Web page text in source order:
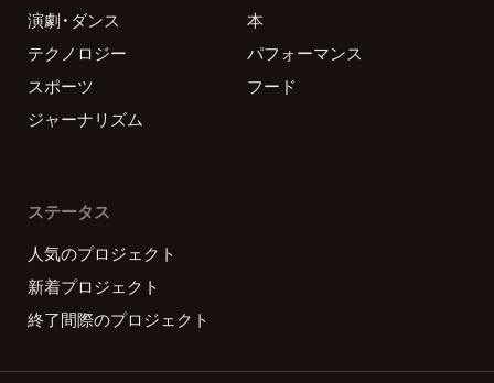
演劇・ダンス
本
テクノロジー
パフォーマンス
スポーツ
フード
ジャーナリズム
ステータス
人気のプロジェクト
新着プロジェクト
終了間際のプロジェクト